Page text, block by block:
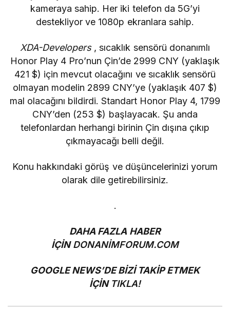
kameraya sahip. Her iki telefon da 5G’yi
destekliyor ve 1080p ekranlara sahip.
XDA-Developers, sıcaklık sensörü donanımlı
Honor Play 4 Pro’nun Çin’de 2999 CNY (yaklaşık
421 $) için mevcut olacağını ve sıcaklık sensörü
olmayan modelin 2899 CNY’ye (yaklaşık 407 $)
mal olacağını bildirdi. Standart Honor Play 4, 1799
CNY’den (253 $) başlayacak. Şu anda
telefonlardan herhangi birinin Çin dışına çıkıp
çıkmayacağı belli değil.
Konu hakkındaki görüş ve düşüncelerinizi yorum
olarak dile getirebilirsiniz.
.
DAHA FAZLA HABER
İÇİNDONANİMFORUM.COM
GOOGLE NEWS’DE BİZİ TAKİP ETMEK
İÇİN TIKLA!